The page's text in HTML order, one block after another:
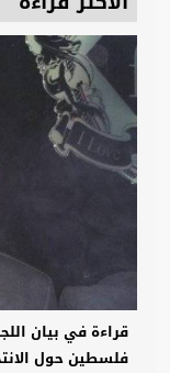
قراءة في بيان
فلسطين حول